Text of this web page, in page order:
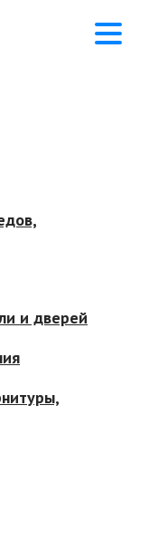
и дверей